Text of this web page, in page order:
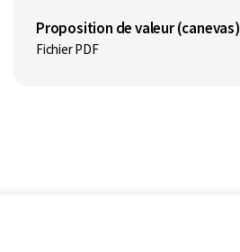
Proposition de valeur (canevas)
Fichier PDF